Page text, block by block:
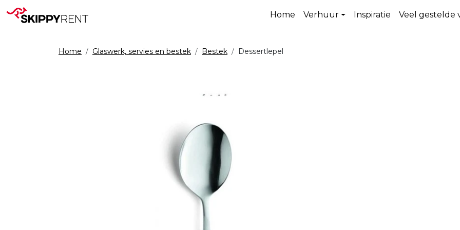
Home Verhuur Inspiratie Veel gestelde
Home Glaswerk, servies en bestek Bestek Dessertlepel